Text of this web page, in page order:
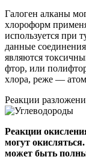
Галоген алканы
хлороформ
используется при
данные
являются
фтор, или
хлора, реже —
Реакции
Реакции
могут
может быть